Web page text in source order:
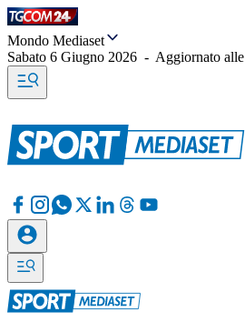
Mondo Mediaset
Sabato 6 Giugno 2026 - Aggiornato alle